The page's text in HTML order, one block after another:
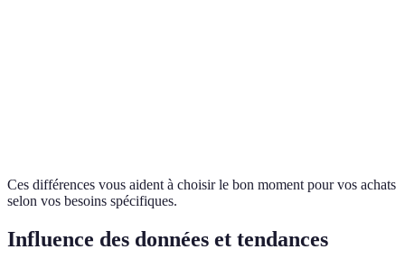
Ces différences vous aident à choisir le bon moment pour vos achats
selon vos besoins spécifiques.
Influence des données et tendances